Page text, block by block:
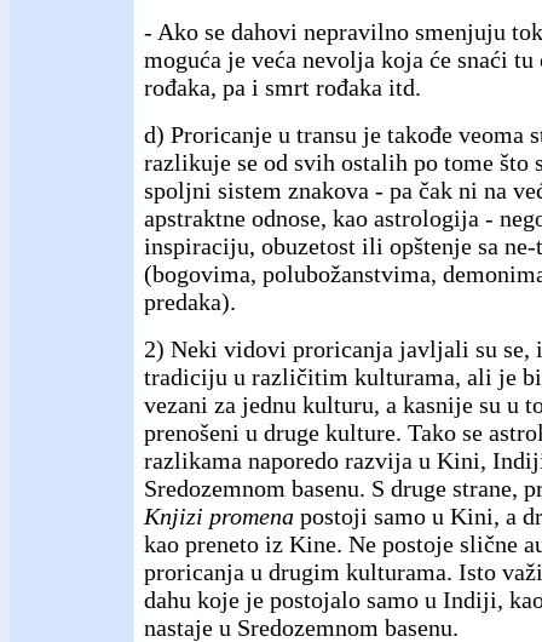
- Ako se dahovi nepravilno smenjuju
moguća je veća nevolja koja će snaći
rođaka, pa i smrt rođaka itd.
d) Proricanje u transu je takođe veoma
razlikuje se od svih ostalih po tome što
spoljni sistem znakova - pa čak ni na
apstraktne odnose, kao astrologija -
inspiraciju, obuzetost ili opštenje sa
(bogovima, polubožanstvima,
predaka).
2) Neki vidovi proricanja javljali su
tradiciju u različitim kulturama, ali je
vezani za jednu kulturu, a kasnije su u
prenošeni u druge kulture. Tako se
razlikama naporedo razvija u Kini,
Sredozemnom basenu. S druge strane,
Knjizi promena postoji samo u Kini, a
kao preneto iz Kine. Ne postoje slične
proricanja u drugim kulturama. Isto
dahu koje je postojalo samo u Indiji,
nastaje u Sredozemnom basenu.